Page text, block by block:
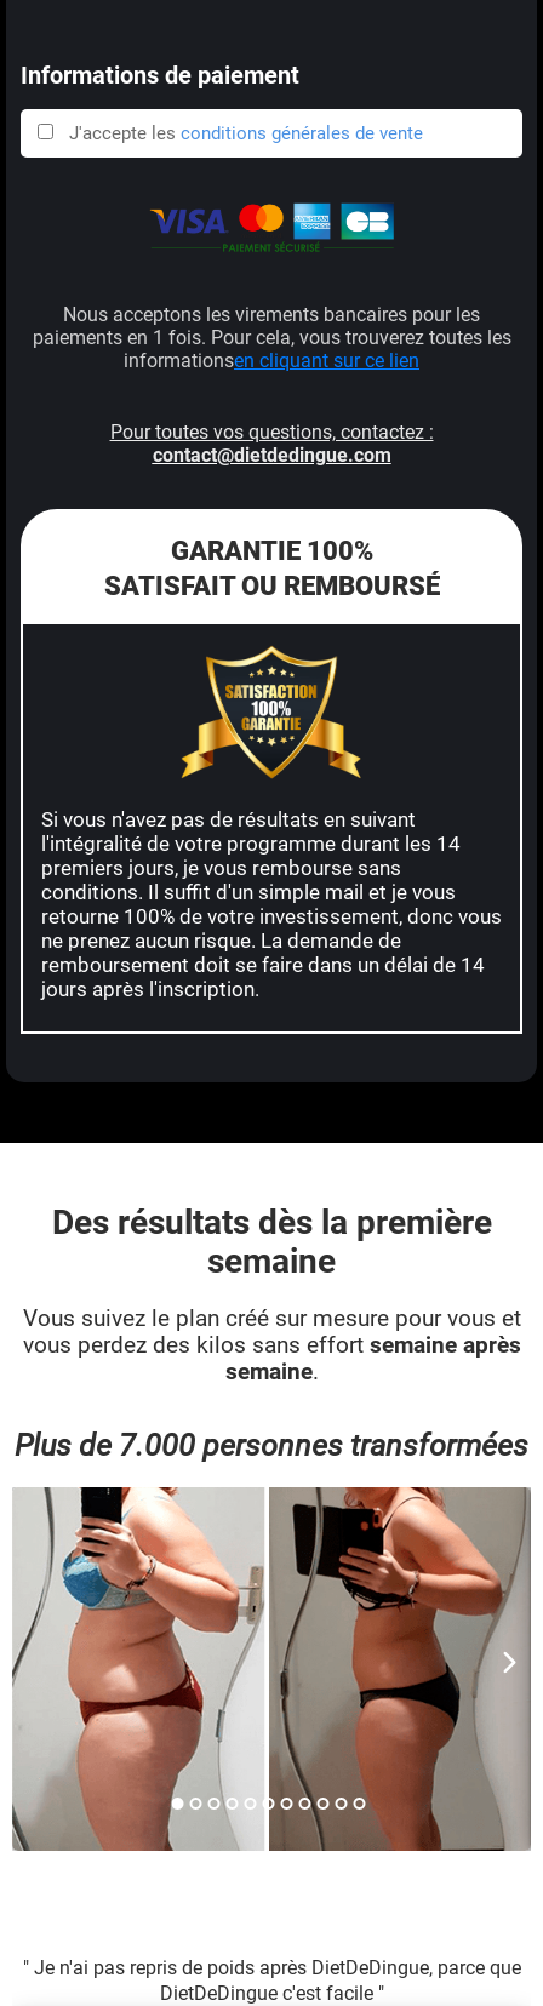
Informations de paiement
J'accepte les conditions générales de vente
Nous acceptons les virements bancaires pour les
paiements en 1 fois. Pour cela, vous trouverez toutes les
informationsen cliquant sur ce lien
Pour toutes vos questions, contactez :
contact@dietdedingue.com
GARANTIE 100%
SATISFAIT OU REMBOURSÉ
Si vous n'avez pas de résultats en suivant
l'intégralité de votre programme durant les 14
premiers jours, je vous rembourse sans
conditions. Il suffit d'un simple mail et je vous
retourne 100% de votre investissement, donc vous
ne prenez aucun risque. La demande de
remboursement doit se faire dans un délai de 14
jours après l'inscription.
Des résultats dès la première
semaine
Vous suivez le plan créé sur mesure pour vous et
vous perdez des kilos sans effort semaine après
semaine.
Plus de 7.000 personnes transformées
" Je n'ai pas repris de poids après DietDeDingue, parce que
DietDeDingue c'est facile "